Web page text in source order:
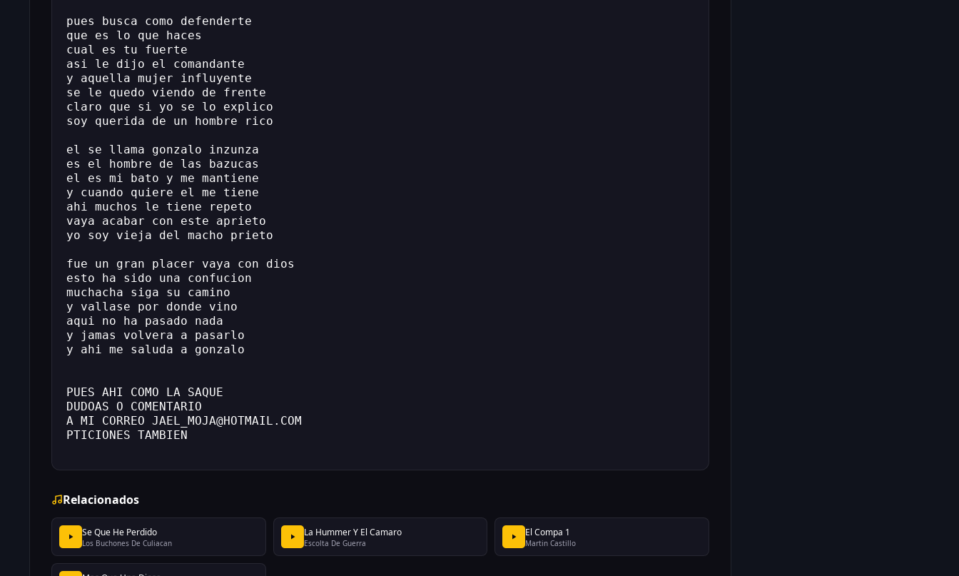
pues busca como defenderte
que es lo que haces
cual es tu fuerte
asi le dijo el comandante
y aquella mujer influyente
se le quedo viendo de frente
claro que si yo se lo explico
soy querida de un hombre rico
el se llama gonzalo inzunza
es el hombre de las bazucas
el es mi bato y me mantiene
y cuando quiere el me tiene
ahi muchos le tiene repeto
vaya acabar con este aprieto
yo soy vieja del macho prieto
fue un gran placer vaya con dios
esto ha sido una confucion
muchacha siga su camino
y vallase por donde vino
aqui no ha pasado nada
y jamas volvera a pasarlo
y ahi me saluda a gonzalo
PUES AHI COMO LA SAQUE
DUDOAS O COMENTARIO
A MI CORREO JAEL_MOJA@HOTMAIL.COM
PTICIONES TAMBIEN
Relacionados
Se Que He Perdido
Los Buchones De Culiacan
La Hummer Y El Camaro
Escolta De Guerra
El Compa 1
Martin Castillo